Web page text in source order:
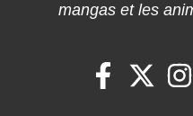
mangas et les